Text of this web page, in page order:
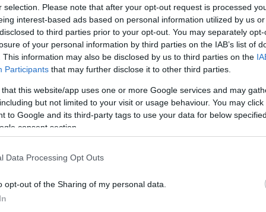
selection. Please note that after your opt-out request is processed
interest-based ads based on personal information utilized by us
to third parties prior to your opt-out. You may separately
of your personal information by third parties on the IAB’s list of
This information may also be disclosed by us to third parties on the
Participants that may further disclose it to other third parties.
that this website/app uses one or more Google services and may
but not limited to your visit or usage behaviour. You may
to Google and its third-party tags to use your data for below
consent section.
Data Processing Opt Outs
opt-out of the Sharing of my personal data.
reménybeli kiállítóhely befogadó nyilatkozatával és a teljes
annak pontos elérhetőségével együtt. A kiállítás
Szövetsége az elfogadott pályázatok fölött védnökséget
műsorfüzetében, jogosultak a FOTÓHÓNAP 2006 logójának
Pályázatot csak kitöltött adatlappal együtt fogadunk el,
vagy felbélyegzett, kis méretű válaszborítékkal
A kitöltött pályázati adatlaphoz az alábbi mellékleteket
megítéléséhez szükséges 13x18 cm vagy 18x24 cm méretű
alkotó(k) rövid szakmai életrajza, esetleg portréja (csoport,
(szimpóziumok, konferenciák, a művészeket,
workshopok, elméleti, kutatási, művészeti és
ismertetése. Beérkezési határidő: 2006. február 28.
311-2626 Az ügyvezető kuratórium a beérkezett